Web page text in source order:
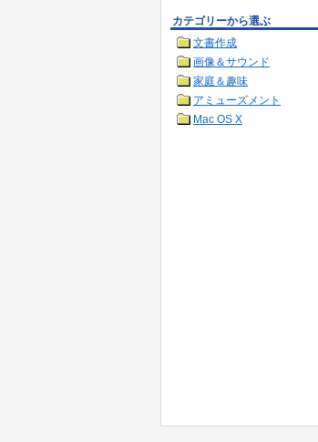
カテゴリーから選ぶ
文書作成
画像＆サウンド
家庭＆趣味
アミューズメント
Mac OS X